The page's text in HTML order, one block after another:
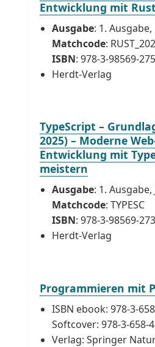
Entwicklung mit
Ausgabe: 1.
Matchcode:
ISBN: 978-3-98569-
Herdt-Verlag
TypeScript –
2025) – Moderne
Entwicklung mit
meistern
Ausgabe: 1.
Matchcode: TYPESC
ISBN: 978-3-98569-
Herdt-Verlag
Programmieren mit
ISBN ebook: 978-3-
Softcover: 978-3-658-
Verlag: Springer